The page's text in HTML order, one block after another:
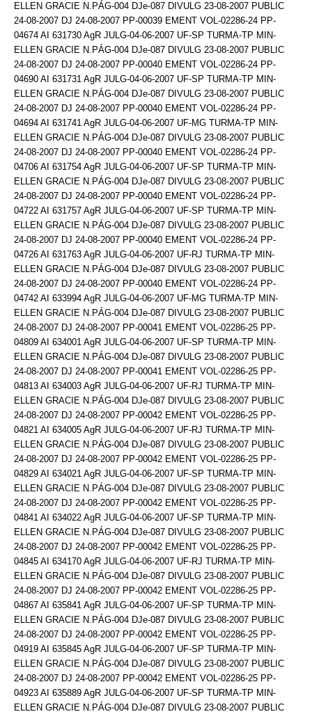
ELLEN GRACIE N.PÁG-004 DJe-087 DIVULG 23-08-2007 PUBLIC
24-08-2007 DJ 24-08-2007 PP-00039 EMENT VOL-02286-24 PP-
04674 AI 631730 AgR JULG-04-06-2007 UF-SP TURMA-TP MIN-
ELLEN GRACIE N.PÁG-004 DJe-087 DIVULG 23-08-2007 PUBLIC
24-08-2007 DJ 24-08-2007 PP-00040 EMENT VOL-02286-24 PP-
04690 AI 631731 AgR JULG-04-06-2007 UF-SP TURMA-TP MIN-
ELLEN GRACIE N.PÁG-004 DJe-087 DIVULG 23-08-2007 PUBLIC
24-08-2007 DJ 24-08-2007 PP-00040 EMENT VOL-02286-24 PP-
04694 AI 631741 AgR JULG-04-06-2007 UF-MG TURMA-TP MIN-
ELLEN GRACIE N.PÁG-004 DJe-087 DIVULG 23-08-2007 PUBLIC
24-08-2007 DJ 24-08-2007 PP-00040 EMENT VOL-02286-24 PP-
04706 AI 631754 AgR JULG-04-06-2007 UF-SP TURMA-TP MIN-
ELLEN GRACIE N.PÁG-004 DJe-087 DIVULG 23-08-2007 PUBLIC
24-08-2007 DJ 24-08-2007 PP-00040 EMENT VOL-02286-24 PP-
04722 AI 631757 AgR JULG-04-06-2007 UF-SP TURMA-TP MIN-
ELLEN GRACIE N.PÁG-004 DJe-087 DIVULG 23-08-2007 PUBLIC
24-08-2007 DJ 24-08-2007 PP-00040 EMENT VOL-02286-24 PP-
04726 AI 631763 AgR JULG-04-06-2007 UF-RJ TURMA-TP MIN-
ELLEN GRACIE N.PÁG-004 DJe-087 DIVULG 23-08-2007 PUBLIC
24-08-2007 DJ 24-08-2007 PP-00040 EMENT VOL-02286-24 PP-
04742 AI 633994 AgR JULG-04-06-2007 UF-MG TURMA-TP MIN-
ELLEN GRACIE N.PÁG-004 DJe-087 DIVULG 23-08-2007 PUBLIC
24-08-2007 DJ 24-08-2007 PP-00041 EMENT VOL-02286-25 PP-
04809 AI 634001 AgR JULG-04-06-2007 UF-SP TURMA-TP MIN-
ELLEN GRACIE N.PÁG-004 DJe-087 DIVULG 23-08-2007 PUBLIC
24-08-2007 DJ 24-08-2007 PP-00041 EMENT VOL-02286-25 PP-
04813 AI 634003 AgR JULG-04-06-2007 UF-RJ TURMA-TP MIN-
ELLEN GRACIE N.PÁG-004 DJe-087 DIVULG 23-08-2007 PUBLIC
24-08-2007 DJ 24-08-2007 PP-00042 EMENT VOL-02286-25 PP-
04821 AI 634005 AgR JULG-04-06-2007 UF-RJ TURMA-TP MIN-
ELLEN GRACIE N.PÁG-004 DJe-087 DIVULG 23-08-2007 PUBLIC
24-08-2007 DJ 24-08-2007 PP-00042 EMENT VOL-02286-25 PP-
04829 AI 634021 AgR JULG-04-06-2007 UF-SP TURMA-TP MIN-
ELLEN GRACIE N.PÁG-004 DJe-087 DIVULG 23-08-2007 PUBLIC
24-08-2007 DJ 24-08-2007 PP-00042 EMENT VOL-02286-25 PP-
04841 AI 634022 AgR JULG-04-06-2007 UF-SP TURMA-TP MIN-
ELLEN GRACIE N.PÁG-004 DJe-087 DIVULG 23-08-2007 PUBLIC
24-08-2007 DJ 24-08-2007 PP-00042 EMENT VOL-02286-25 PP-
04845 AI 634170 AgR JULG-04-06-2007 UF-RJ TURMA-TP MIN-
ELLEN GRACIE N.PÁG-004 DJe-087 DIVULG 23-08-2007 PUBLIC
24-08-2007 DJ 24-08-2007 PP-00042 EMENT VOL-02286-25 PP-
04867 AI 635841 AgR JULG-04-06-2007 UF-SP TURMA-TP MIN-
ELLEN GRACIE N.PÁG-004 DJe-087 DIVULG 23-08-2007 PUBLIC
24-08-2007 DJ 24-08-2007 PP-00042 EMENT VOL-02286-25 PP-
04919 AI 635845 AgR JULG-04-06-2007 UF-SP TURMA-TP MIN-
ELLEN GRACIE N.PÁG-004 DJe-087 DIVULG 23-08-2007 PUBLIC
24-08-2007 DJ 24-08-2007 PP-00042 EMENT VOL-02286-25 PP-
04923 AI 635889 AgR JULG-04-06-2007 UF-SP TURMA-TP MIN-
ELLEN GRACIE N.PÁG-004 DJe-087 DIVULG 23-08-2007 PUBLIC